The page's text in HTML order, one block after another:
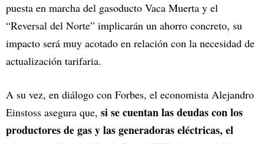
puesta en marcha del gasoducto Vaca Muerta y el
“Reversal del Norte” implicarán un ahorro concreto, su
impacto será muy acotado en relación con la necesidad de
actualización tarifaria.
A su vez, en diálogo con Forbes, el economista Alejandro
Einstoss asegura que, si se cuentan las deudas con los
productores de gas y las generadoras eléctricas, el